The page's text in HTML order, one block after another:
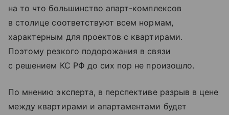
на то что большинство апарт-комплексов
в столице соответствуют всем нормам,
характерным для проектов с квартирами.
Поэтому резкого подорожания в связи
с решением КС РФ до сих пор не произошло.
По мнению эксперта, в перспективе разрыв в цене
между квартирами и апартаментами будет